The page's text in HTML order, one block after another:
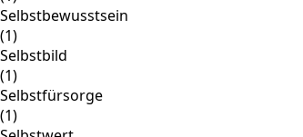
Selbstbewusstsein
(1)
Selbstbild
(1)
Selbstfürsorge
(1)